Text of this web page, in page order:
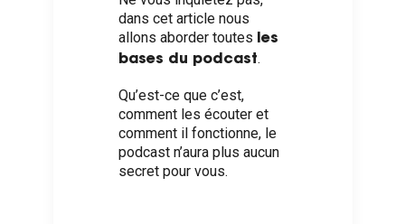
dans cet article nous
allons aborder toutes
les
bases du podcast.
Qu’est-ce que c’est,
comment les écouter et
comment il fonctionne, le
podcast n’aura plus aucun
secret pour vous.